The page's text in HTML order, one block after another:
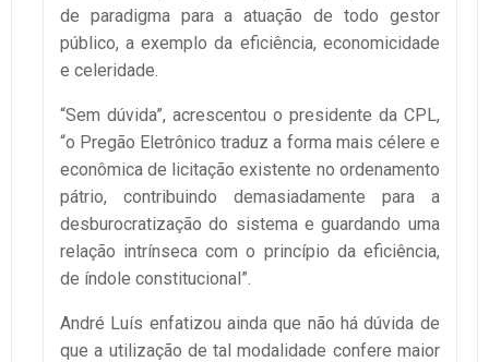
de paradigma para a atuação de todo gestor
público, a exemplo da eficiência, economicidade
e celeridade.
“Sem dúvida”, acrescentou o presidente da CPL,
“o Pregão Eletrônico traduz a forma mais célere e
econômica de licitação existente no ordenamento
pátrio, contribuindo demasiadamente para a
desburocratização do sistema e guardando uma
relação intrínseca com o princípio da eficiência,
de índole constitucional”.
André Luís enfatizou ainda que não há dúvida de
que a utilização de tal modalidade confere maior